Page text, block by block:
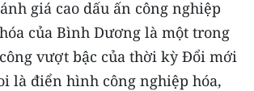
giá cao dấu ấn công nghiệp
của Bình Dương là một trong
vượt bậc của thời kỳ Đổi mới
là điển hình công nghiệp hóa,